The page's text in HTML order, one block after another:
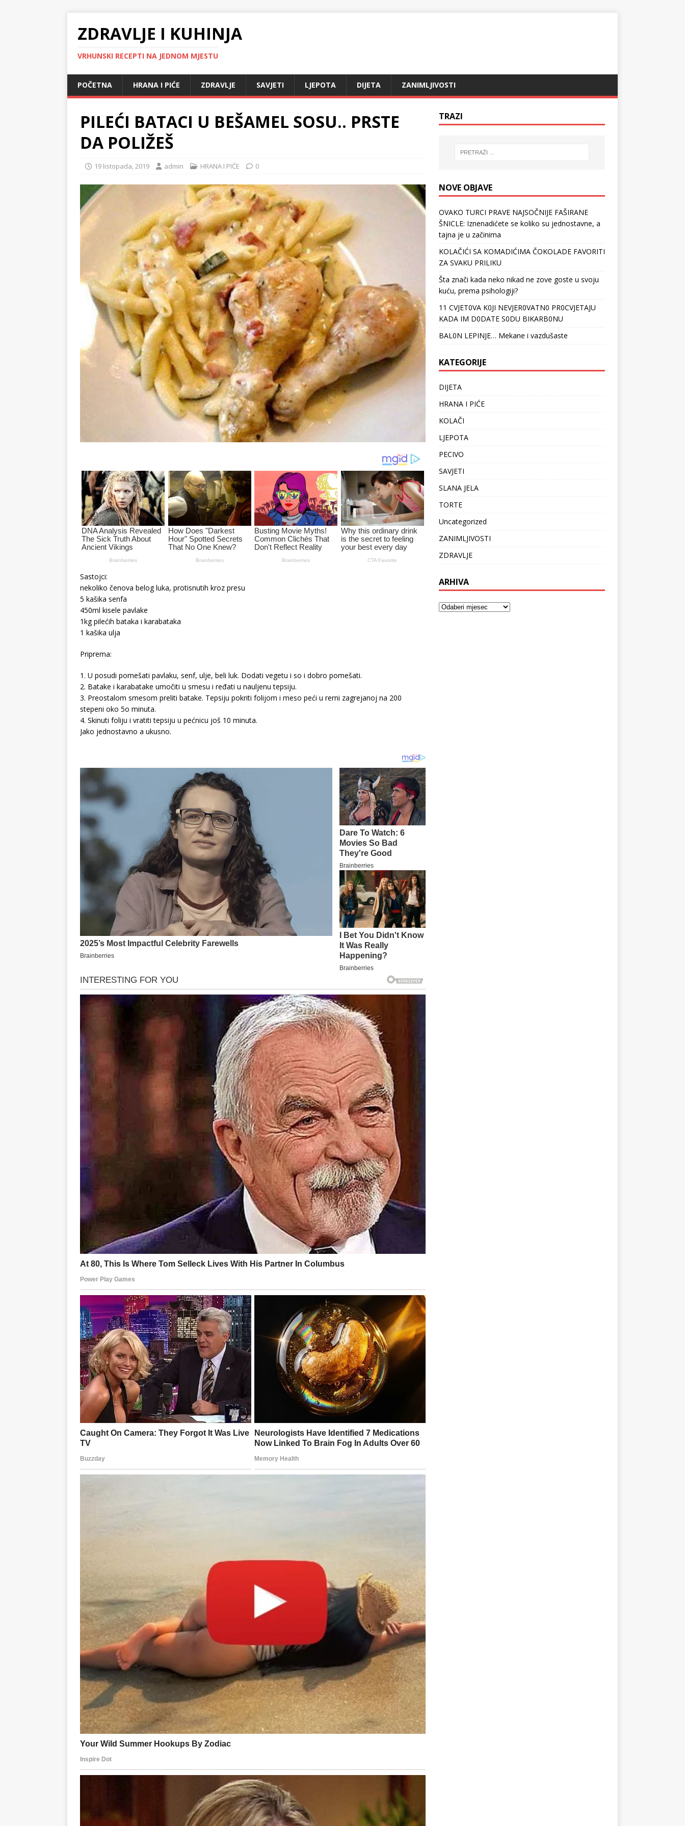
ZDRAVLJE I KUHINJA
VRHUNSKI RECEPTI NA JEDNOM MJESTU
POČETNA HRANA I PIĆE ZDRAVLJE SAVJETI LJEPOTA DIJETA ZANIMLJIVOSTI
PILEĆI BATACI U BEŠAMEL SOSU.. PRSTE
DA POLIŽEŠ
19 listopada, 2019 admin HRANA I PIĆE 0
Sastojci:
nekoliko čenova belog luka, protisnutih kroz presu
5 kašika senfa
450ml kisele pavlake
1kg pilećih bataka i karabataka
1 kašika ulja
Priprema:
1. U posudi pomešati pavlaku, senf, ulje, beli luk. Dodati vegetu i so i dobro pomešati.
2. Batake i karabatake umočiti u smesu i ređati u nauljenu tepsiju.
3. Preostalom smesom preliti batake. Tepsiju pokriti folijom i meso peći u rerni zagrejanoj na 200
stepeni oko 5o minuta.
4. Skinuti foliju i vratiti tepsiju u pećnicu još 10 minuta.
Jako jednostavno a ukusno.
TRAZI
NOVE OBJAVE
OVAKO TURCI PRAVE NAJSOČNIJE FAŠIRANE
ŠNICLE: Iznenadićete se koliko su jednostavne, a
tajna je u začinima
KOLAČIĆI SA KOMADIĆIMA ČOKOLADE FAVORITI
ZA SVAKU PRILIKU
Šta znači kada neko nikad ne zove goste u svoju
kuću, prema psihologiji?
11 CVJET0VA K0JI NEVJER0VATN0 PR0CVJETAJU
KADA IM D0DATE S0DU BIKARB0NU
BAL0N LEPINJE… Mekane i vazdušaste
KATEGORIJE
DIJETA
HRANA I PIĆE
KOLAČI
LJEPOTA
PECIVO
SAVJETI
SLANA JELA
TORTE
Uncategorized
ZANIMLJIVOSTI
ZDRAVLJE
ARHIVA